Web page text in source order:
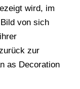
wird, im
von sich
zur
as Decoration